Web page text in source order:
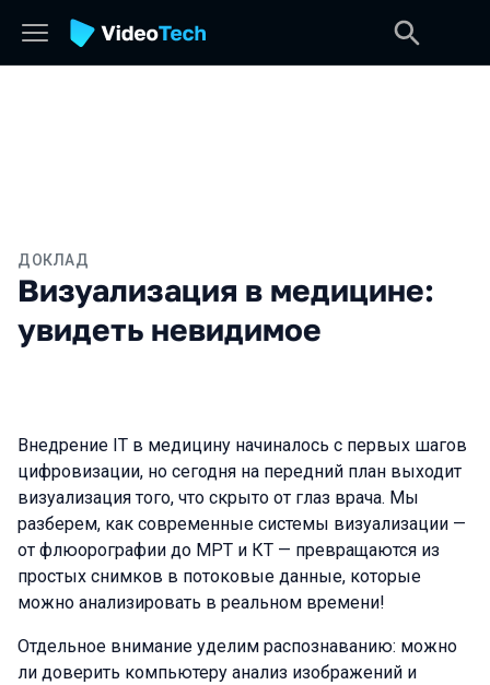
ДОКЛАД
Визуализация в медицине:
увидеть невидимое
Внедрение IT в медицину начиналось с первых шагов
цифровизации, но сегодня на передний план выходит
визуализация того, что скрыто от глаз врача. Мы
разберем, как современные системы визуализации —
от флюорографии до МРТ и КТ — превращаются из
простых снимков в потоковые данные, которые
можно анализировать в реальном времени!
Отдельное внимание уделим распознаванию: можно
ли доверить компьютеру анализ изображений и